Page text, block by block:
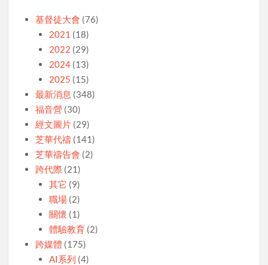
基督徒大會 (76)
2021 (18)
2022 (29)
2024(13)
2025 (15)
最新消息 (348)
福音營 (30)
經文圖片 (29)
芝華代禱 (141)
芝華禱告會 (2)
跨代際 (21)
其它 (9)
職場(2)
關懷 (1)
體驗教育(2)
跨媒體 (175)
AI系列 (4)